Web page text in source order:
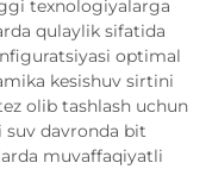
texnologiyalarga
qulaylik sifatida
optimal
kesishuv sirtini
olib tashlash uchun
suv davronda bit
muvaffaqiyatli